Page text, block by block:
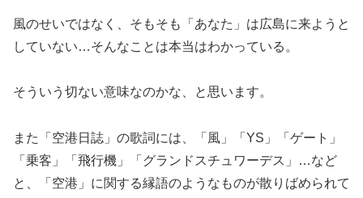
風のせいではなく、そもそも「あなた」は広島に来ようと
していない…そんなことは本当はわかっている。
そういう切ない意味なのかな、と思います。
また「空港日誌」の歌詞には、「風」「YS」「ゲート」
「乗客」「飛行機」「グランドスチュワーデス」…など
と、「空港」に関する縁語のようなものが散りばめられて